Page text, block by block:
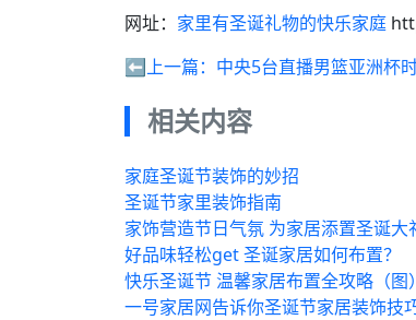
网址： 家里有圣诞礼物的快乐家庭
⬅️上一篇： 中央5台直播男篮亚洲杯
相关内容
家庭圣诞节装饰的妙招
圣诞节家里装饰指南
家饰营造节日气氛 为家居添置圣诞大
好品味轻松get 圣诞家居如何布置？
快乐圣诞节 温馨家居布置全攻略（
一号家居网告诉你圣诞节家居装饰技